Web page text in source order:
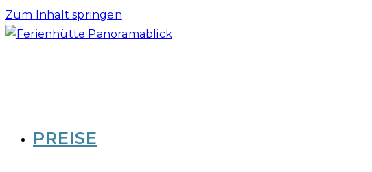
Zum Inhalt springen
PREISE